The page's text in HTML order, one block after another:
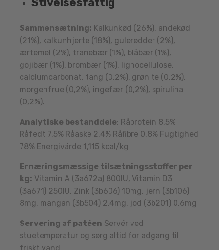
Stivelsesfattig
Sammensætning: Kalkunkød (26%), andekød
(21%), kalkunhjerte (18%), gulerødder (2%),
ærtemel (2%), tranebær (1%), blåbær (1%),
gojibær (1%), brombær (1%), lignocellulose,
calciumcarbonat, tang (0,2%), grøn te (0,2%),
morgenfrue (0,2%), ingefær (0,2%), spirulina
(0,2%).
Analytiske bestanddele: Råprotein 8,5%
Råfedt 7,5% Råaske 2,4% Råfibre 0,8% Fugtighed
78% Energivärde 1,115 kcal/kg
Ernæringsmæssige tilsætningsstoffer per
kg: Vitamin A (3a672a) 800IU, Vitamin D3
(3a671) 250IU, Zink (3b606) 10mg, jern (3b106)
8mg, mangan (3b504) 2.4mg, jod (3b201) 0.6mg
Servering af patéen Servér ved
stuetemperatur og sørg altid for adgang til
friskt vand.